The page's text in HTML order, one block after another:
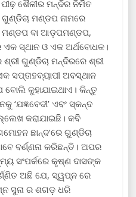
ଶୈଳୀର ମନ୍ଦିର ନିର୍ମିତ
ଗୁଣ୍ଡିଚା ମଣ୍ଡପ ନାମରେ
ମଣ୍ଡପ ବା ଆଡ଼ପମଣ୍ଡପ,
ସ୍ଥାନ ଓ ଏକ ଅର୍ଥବୋଧକ।
ଗୁଣ୍ଡିଚା ମନ୍ଦିରରେ ଶ୍ରୀ
ସପ୍ତାହବ୍ୟାପୀ ଅବସ୍ଥାନ
କୁହାଯାଇଥାଏ। କିନ୍ତୁ
‘ଯଜ୍ଞବେଦୀ’ ଏବଂ ସ୍କନ୍ଦ
କରାଯାଇଛି। କବି
ଛାନ୍ଦ’ରେ ଗୁଣ୍ଡିଚା
ବର୍ଣ୍ଣନା କରିଛନ୍ତି। ଅପର
ସଂପର୍କରେ କୃଷ୍ଣ ଦାସଙ୍କ
ଅଛି ଯେ, ସ୍ୱପ୍ନ ରେ
ସୁନା ର ଶଗଡ଼ ଧରି